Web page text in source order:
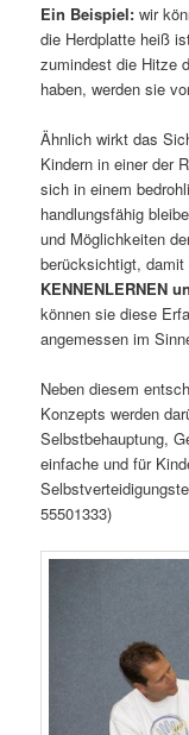
Ein Beispiel: wir
die Herdplatte heiß
zumindest die Hitze
haben, werden sie
Ähnlich wirkt das
Kindern in einer der
sich in einem
handlungsfähig
und Möglichkeiten
berücksichtigt,
KENNENLERNEN
können sie diese
angemessen im
Neben diesem
Konzepts werden
Selbstbehauptung,
einfache und für
55501333)